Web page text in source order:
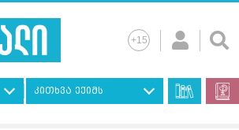
კითხვა ექიმს